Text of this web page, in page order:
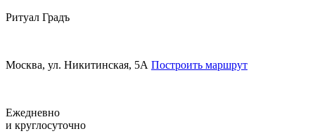
Ритуал Градъ
Москва, ул. Никитинская, 5А Построить маршрут
Ежедневно
и круглосуточно